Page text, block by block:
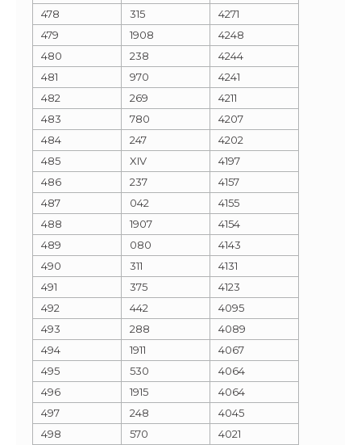
478
315
4271
479
1908
4248
480
238
4244
481
970
4241
482
269
4211
483
780
4207
484
247
4202
485
XIV
4197
486
237
4157
487
042
4155
488
1907
4154
489
080
4143
490
311
4131
491
375
4123
492
442
4095
493
288
4089
494
1911
4067
495
530
4064
496
1915
4064
497
248
4045
498
570
4021